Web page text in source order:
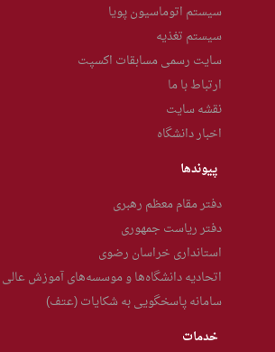
سیستم اتوماسیون پویا
سیستم تغذیه
سایت رسمی مسابقات اکسپت
ارتباط با ما
نقشه سایت
اخبار دانشگاه
پیوندها
دفتر مقام معظم رهبری
دفتر ریاست جمهوری
استانداری خراسان رضوی
اتحادیه دانشگاه‌ها و موسسه‌های آموزش عالی
سامانه پاسخگویی به شکایات (عتف)
خدمات